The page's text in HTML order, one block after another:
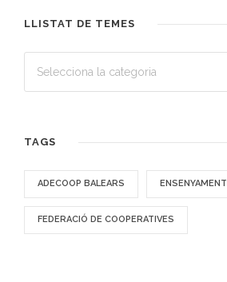
LLISTAT DE TEMES
TAGS
ADECOOP BALEARS ENSENYAMENT
FEDERACIÓ DE COOPERATIVES